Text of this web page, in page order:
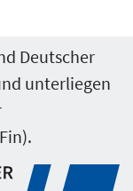
Deutscher
unterliegen